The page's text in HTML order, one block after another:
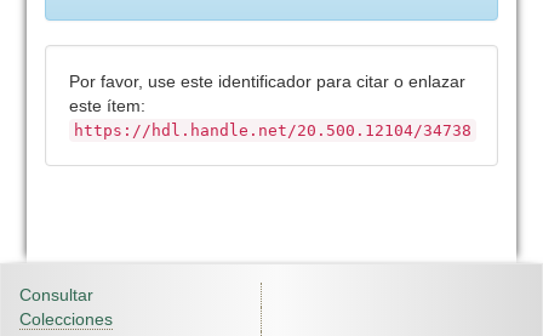
Por favor, use este identificador para citar o enlazar
este ítem:
https://hdl.handle.net/20.500.12104/34738
Consultar
Colecciones